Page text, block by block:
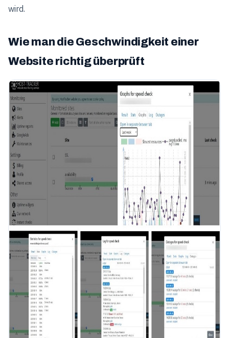
wird.
Wie man die Geschwindigkeit einer
Website richtig überprüft